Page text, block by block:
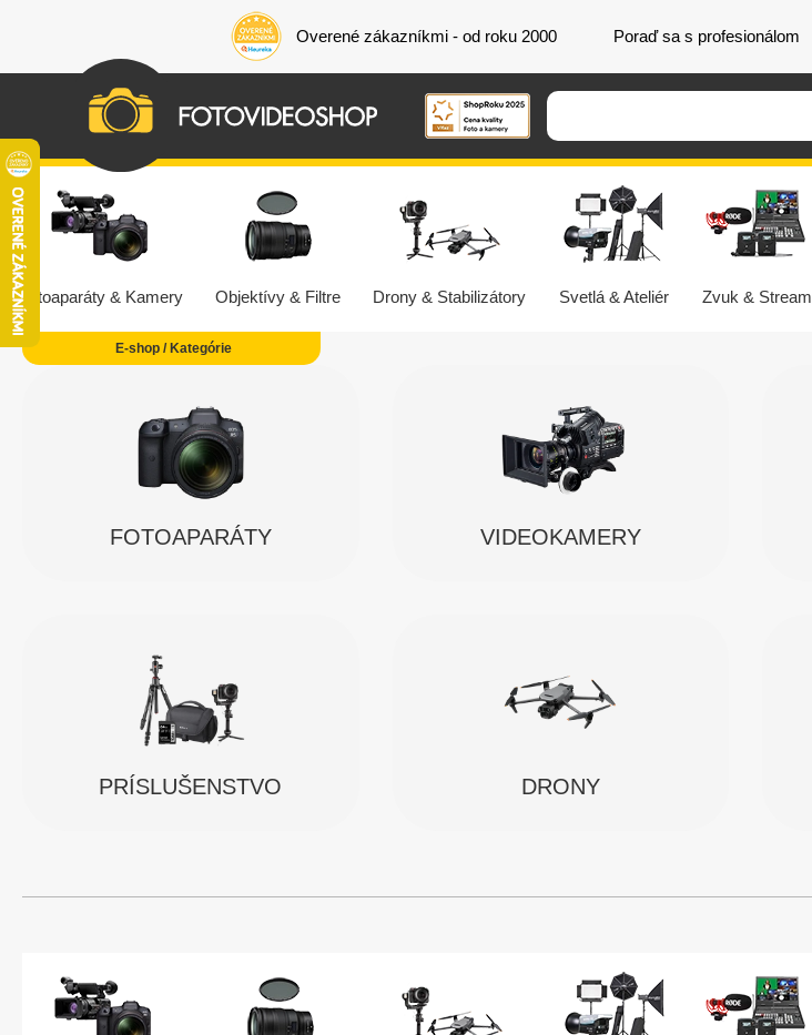
Overené zákazníkmi - od roku 2000 Poraď sa s profesionálom
Fotoaparáty & Kamery Objektívy & Filtre Drony & Stabilizátory Svetlá & Ateliér Zvuk & Stream
FOTOAPARÁTY VIDEOKAMERY
PRÍSLUŠENSTVO DRONY
E-shop / Kategórie